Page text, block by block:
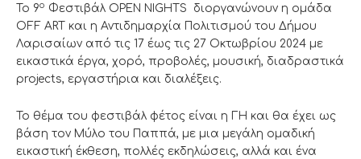
Το 9ο Φεστιβάλ OPEN NIGHTS διοργανώνουν η ομάδα
OFF ART και η Αντιδημαρχία Πολιτισμού του Δήμου
Λαρισαίων από τις 17 έως τις 27 Οκτωβρίου 2024 με
εικαστικά έργα, χορό, προβολές, μουσική, διαδραστικά
projects, εργαστήρια και διαλέξεις.
Το θέμα του φεστιβάλ φέτος είναι η ΓΗ και θα έχει ως
βάση τον Μύλο του Παππά, με μια μεγάλη ομαδική
εικαστική έκθεση, πολλές εκδηλώσεις, αλλά και ένα